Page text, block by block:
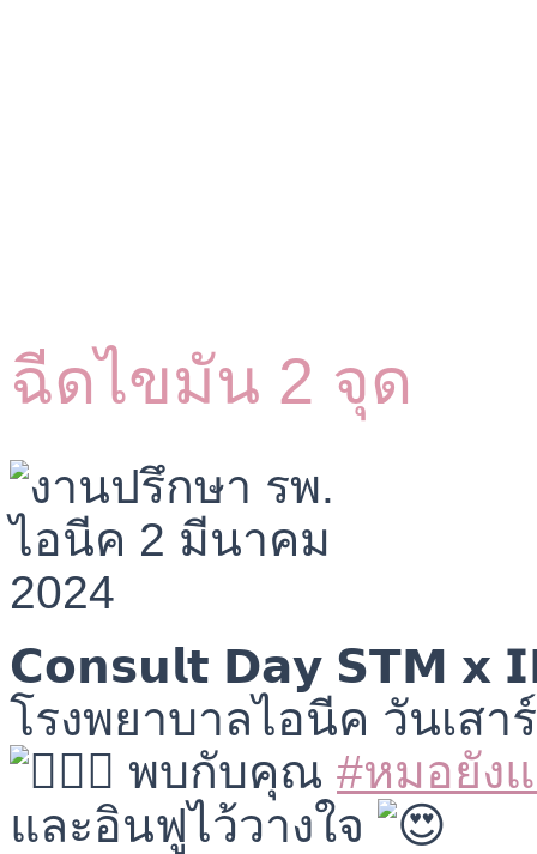
ฉีดไขมัน 2 จุด
𝗖𝗼𝗻𝘀𝘂𝗹𝘁 𝗗𝗮𝘆 𝗦𝗧𝗠 𝘅
โรงพยาบาลไอนีค วันเสา
พบกับคุณ #หมอยัง
และอินฟูไว้วางใจ